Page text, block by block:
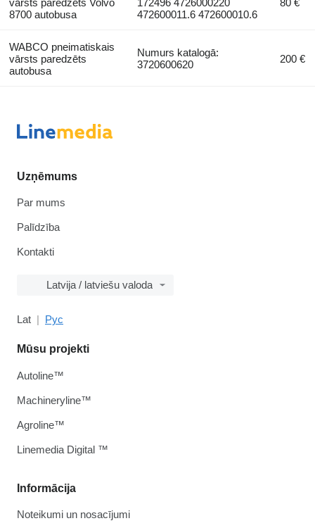
vārsts paredzēts Volvo
8700 autobusa
172496 4726000220
472600011.6 472600010.6
80 €
WABCO pneimatiskais
vārsts paredzēts
autobusa
Numurs katalogā:
3720600620
200 €
Uzņēmums
Par mums
Palīdzība
Kontakti
Latvija / latviešu valoda
Lat Рус
Informācija
Noteikumi un nosacījumi
Mūsu projekti
Autoline™
Machineryline™
Agroline™
Linemedia Digital ™